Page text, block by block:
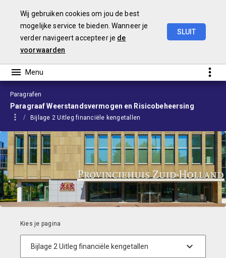
Wij gebruiken cookies om jou de best
mogelijke service te bieden. Wanneer je
verder navigeert accepteer je de
voorwaarden
SLUIT
Paragrafen
Paragraaf Weerstandsvermogen en Risicobeheersing
Bijlage 2 Uitleg financiële kengetallen